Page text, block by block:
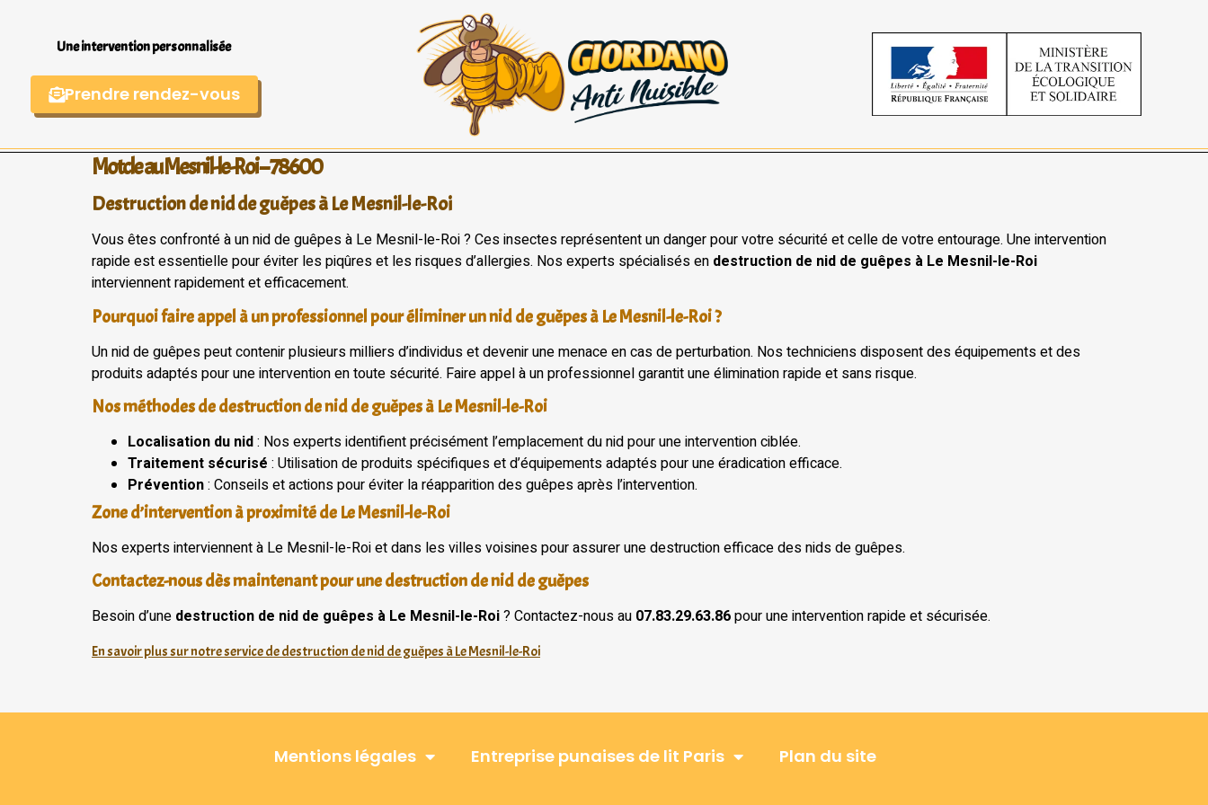
Une intervention personnalisée
Prendre rendez-vous
Motcle au Mesnil-le-Roi – 78600
Destruction de nid de guêpes à Le Mesnil-le-Roi
Vous êtes confronté à un nid de guêpes à Le Mesnil-le-Roi ? Ces insectes représentent un danger pour votre sécurité et celle de votre entourage. Une intervention
rapide est essentielle pour éviter les piqûres et les risques d’allergies. Nos experts spécialisés en destruction de nid de guêpes à Le Mesnil-le-Roi
interviennent rapidement et efficacement.
Pourquoi faire appel à un professionnel pour éliminer un nid de guêpes à Le Mesnil-le-Roi ?
Un nid de guêpes peut contenir plusieurs milliers d’individus et devenir une menace en cas de perturbation. Nos techniciens disposent des équipements et des
produits adaptés pour une intervention en toute sécurité. Faire appel à un professionnel garantit une élimination rapide et sans risque.
Nos méthodes de destruction de nid de guêpes à Le Mesnil-le-Roi
Localisation du nid: Nos experts identifient précisément l’emplacement du nid pour une intervention ciblée.
Traitement sécurisé : Utilisation de produits spécifiques et d’équipements adaptés pour une éradication efficace.
Prévention: Conseils et actions pour éviter la réapparition des guêpes après l’intervention.
Zone d’intervention à proximité de Le Mesnil-le-Roi
Nos experts interviennent à Le Mesnil-le-Roi et dans les villes voisines pour assurer une destruction efficace des nids de guêpes.
Contactez-nous dès maintenant pour une destruction de nid de guêpes
Besoin d’une destruction de nid de guêpes à Le Mesnil-le-Roi? Contactez-nous au 07.83.29.63.86pour une intervention rapide et sécurisée.
En savoir plus sur notre service de destruction de nid de guêpes à Le Mesnil-le-Roi
Mentions légales Entreprise punaises de lit Paris Plan du site